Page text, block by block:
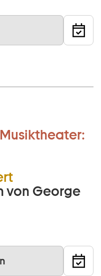
Musiktheater:
von George